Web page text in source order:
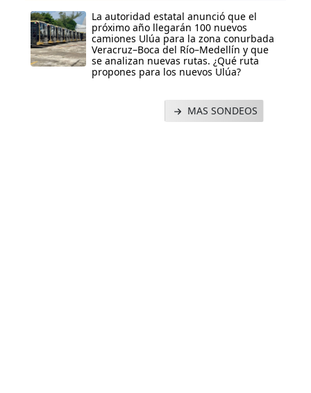
La autoridad estatal anunció que el
próximo año llegarán 100 nuevos
camiones Ulúa para la zona conurbada
Veracruz–Boca del Río–Medellín y que
se analizan nuevas rutas. ¿Qué ruta
propones para los nuevos Ulúa?
MAS SONDEOS